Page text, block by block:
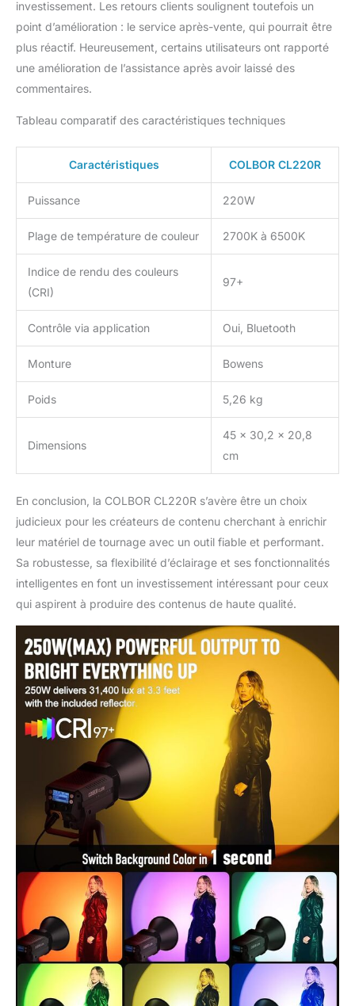
bombe défectueuse,
soudure, lumière
estroboscópice, relais et
SOS, le CL220R présente
de votre contenu.
réfrigération intelligent】
Cette lumière RGB pour
studio est équipée du
système d'éclairage
Hummingbird-
Intelligence, qui maintient
pendant un travail pour
exclusive de direction de
dissipation de la chaleur
est protégée pour les
utilisateurs qui dissipent
la chaleur depuis la partie
frontale 【Construction
liviana de aleación de
CL220R compact pèse
seulement 1,6 kg, ce qui
dissipation de la chaleur
et une portabilité
exceptionnelles
【Contrôle de l'éclairage
système de contrôle
flexible】 Optimisez votre
flux de travail de
configuration de lumières
avec l'application
COLBOR Studio et votre
système de contrôle
inalámbrico. La fonction
de configuration de
plusieurs scènes
optimise le processus
pour différentes
applications de disparité,
de sorte que la
configuration de
l'éclairage fonctionne à
60 % plus rapidement.
Avec le Mesh rouge et le
canal de 2,4 GHz, vous
pouvez contrôler les
lumières de forme à
distance via l'application
ou une télécommande.
investissement. Les retours clients soulignent toutefois un
point d’amélioration : le service après-vente, qui pourrait être
plus réactif. Heureusement, certains utilisateurs ont rapporté
une amélioration de l’assistance après avoir laissé des
commentaires.
Tableau comparatif des caractéristiques techniques
Caractéristiques COLBOR CL220R
Puissance 220W
Plage de température de couleur 2700K à 6500K
Indice de rendu des couleurs
(CRI)
97+
Contrôle via application Oui, Bluetooth
Monture Bowens
Poids 5,26 kg
Dimensions
45 x 30,2 x 20,8
cm
En conclusion, la COLBOR CL220R s’avère être un choix
judicieux pour les créateurs de contenu cherchant à enrichir
leur matériel de tournage avec un outil fiable et performant.
Sa robustesse, sa flexibilité d’éclairage et ses fonctionnalités
intelligentes en font un investissement intéressant pour ceux
qui aspirent à produire des contenus de haute qualité.